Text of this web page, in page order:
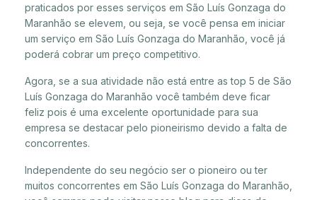
praticados por esses serviços em São Luís Gonzaga do
Maranhão se elevem, ou seja, se você pensa em iniciar
um serviço em São Luís Gonzaga do Maranhão, você já
poderá cobrar um preço competitivo.
Agora, se a sua atividade não está entre as top 5 de São
Luís Gonzaga do Maranhão você também deve ficar
feliz pois é uma excelente oportunidade para sua
empresa se destacar pelo pioneirismo devido a falta de
concorrentes.
Independente do seu negócio ser o pioneiro ou ter
muitos concorrentes em São Luís Gonzaga do Maranhão,